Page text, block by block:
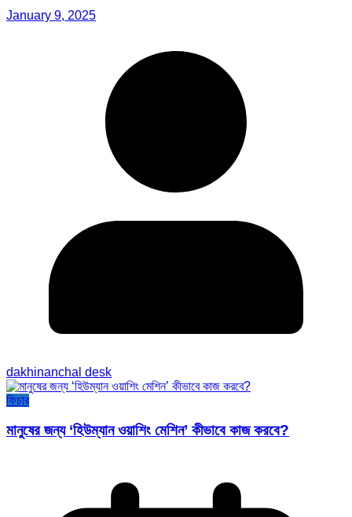
January 9, 2025
dakhinanchal desk
ফিচার
মানুষের জন্য ‘হিউম্যান ওয়াশিং মেশিন’ কীভাবে কাজ করবে?